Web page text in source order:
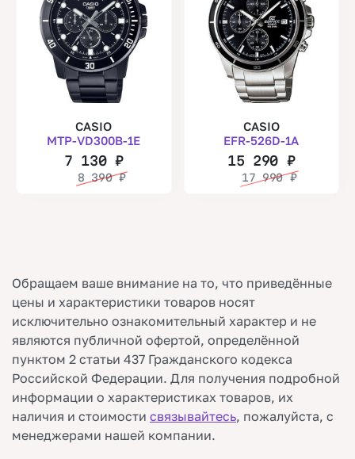
CASIO
MTP-VD300B-1E
7 130 ₽
8 390₽
CASIO
EFR-526D-1A
15 290 ₽
17 990₽
Обращаем ваше внимание на то, что приведённые
цены и характеристики товаров носят
исключительно ознакомительный характер и не
являются публичной офертой, определённой
пунктом 2 статьи 437 Гражданского кодекса
Российской Федерации. Для получения подробной
информации о характеристиках товаров, их
наличия и стоимости связывайтесь, пожалуйста, с
менеджерами нашей компании.